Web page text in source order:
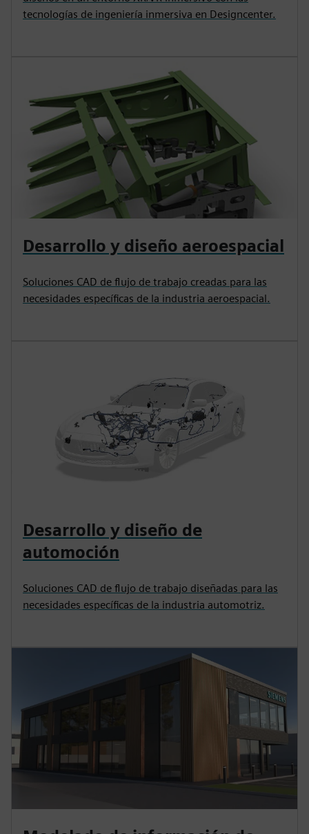
tecnologías de ingeniería inmersiva en Designcenter.
Desarrollo y diseño aeroespacial
Soluciones CAD de flujo de trabajo creadas para las
necesidades específicas de la industria aeroespacial.
Desarrollo y diseño de
automoción
Soluciones CAD de flujo de trabajo diseñadas para las
necesidades específicas de la industria automotriz.